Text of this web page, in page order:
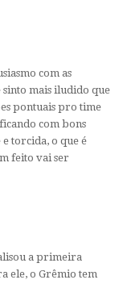
com as
mais iludido que
pontuais pro time
com bons
torcida, o que é
feito vai ser
a primeira
ele, o Grêmio tem